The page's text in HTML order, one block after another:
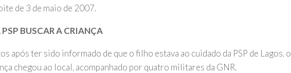
de 3 de maio de 2007.
BUSCAR A CRIANÇA
após ter sido informado de que o filho estava ao cuidado da PSP de Lagos, o
chegou ao local, acompanhado por quatro militares da GNR.